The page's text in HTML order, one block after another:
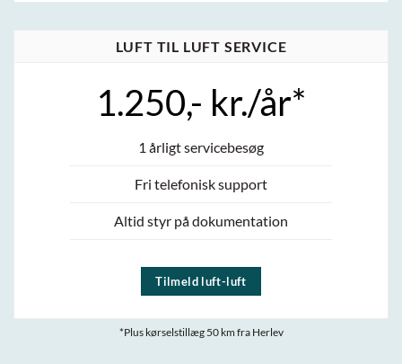
LUFT TIL LUFT SERVICE
1.250,- kr./år*
1 årligt servicebesøg
Fri telefonisk support
Altid styr på dokumentation
Tilmeld luft-luft
*Plus kørselstillæg 50 km fra Herlev